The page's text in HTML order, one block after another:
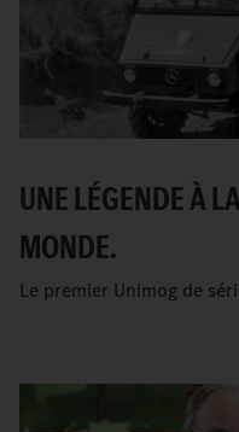
UNE LÉGENDE À
MONDE.
Le premier Unimog de